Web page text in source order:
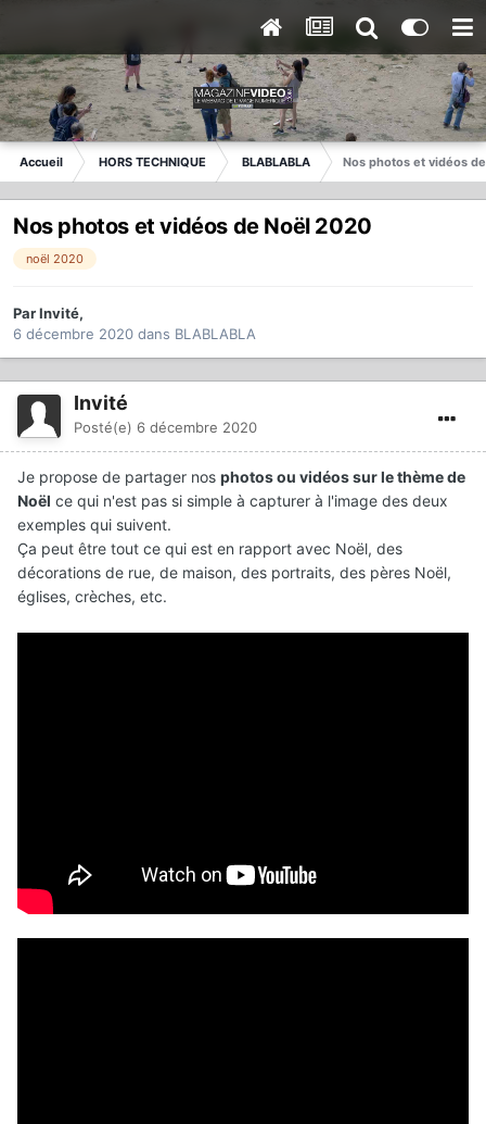
Accueil HORS TECHNIQUE BLABLABLA Nos photos et vidéos
Nos photos et vidéos de Noël 2020
noël 2020
ParInvité,
6 décembre 2020 dans BLABLABLA
Invité
Posté(e) 6 décembre 2020
Je propose de partager nos photos ou vidéos sur le thème de
Noël ce qui n'est pas si simple à capturer à l'image des deux
exemples qui suivent.
Ça peut être tout ce qui est en rapport avec Noël, des
décorations de rue, de maison, des portraits, des pères Noël,
églises, crèches, etc.